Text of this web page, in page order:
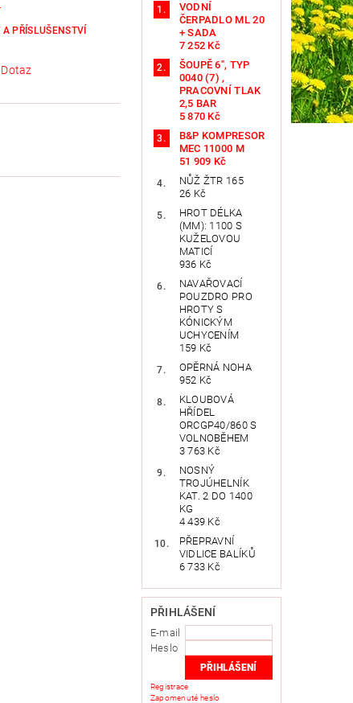
A PŘÍSLUŠENSTVÍ
Dotaz
VODNÍ
ČERPADLO ML 20
+ SADA
7 252 Kč
ŠOUPĚ 6", TYP
0040 (7) ,
PRACOVNÍ TLAK
2,5 BAR
5 870 Kč
B&P KOMPRESOR
MEC 11000 M
51 909 Kč
NŮŽ ŽTR 165
26 Kč
HROT DÉLKA
(MM): 1100 S
KUŽELOVOU
MATICÍ
936 Kč
NAVAŘOVACÍ
POUZDRO PRO
HROTY S
KÓNICKÝM
UCHYCENÍM
159 Kč
OPĚRNÁ NOHA
952 Kč
KLOUBOVÁ
HŘÍDEL
ORCGP40/860 S
VOLNOBĚHEM
3 763 Kč
NOSNÝ
TROJÚHELNÍK
KAT. 2 DO 1400
KG
4 439 Kč
PŘEPRAVNÍ
VIDLICE BALÍKŮ
6 733 Kč
PŘIHLÁŠENÍ
E-mail
Heslo
Registrace
Zapomenuté heslo